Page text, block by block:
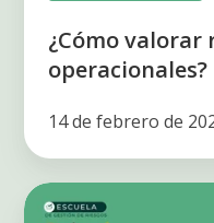
¿Cómo valorar
operacionales?
14 de febrero de
Cómo